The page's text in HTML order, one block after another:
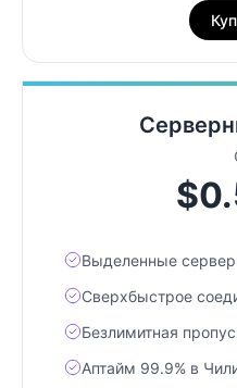
Выделенные
Сверхбыстрое
Безлимитная
Аптайм 99.9% в